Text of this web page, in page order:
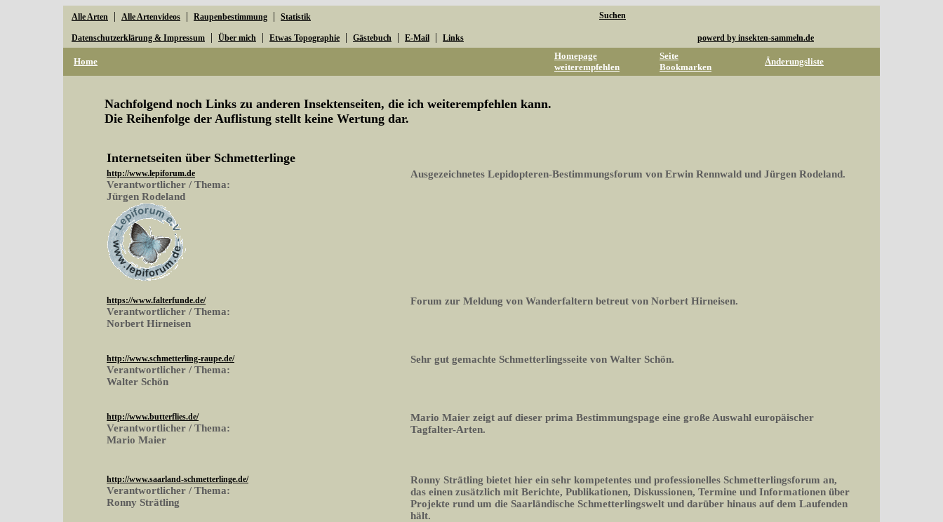
Alle Arten | Alle Artenvideos | Raupenbestimmung | Statistik Suchen
Datenschutzerklärung & Impressum | Über mich | Etwas Topographie | Gästebuch | E-Mail | Links powerd by insekten-sammeln.de
Home
Homepage
weiterempfehlen
Seite
Bookmarken
Änderungsliste
Nachfolgend noch Links zu anderen Insektenseiten, die ich weiterempfehlen kann.
Die Reihenfolge der Auflistung stellt keine Wertung dar.
Internetseiten über Schmetterlinge
http://www.lepiforum.de
Verantwortlicher / Thema:
Jürgen Rodeland
Ausgezeichnetes Lepidopteren-Bestimmungsforum von Erwin Rennwald und Jürgen Rodeland.
https://www.falterfunde.de/
Verantwortlicher / Thema:
Norbert Hirneisen
Forum zur Meldung von Wanderfaltern betreut von Norbert Hirneisen.
http://www.schmetterling-raupe.de/
Verantwortlicher / Thema:
Walter Schön
Sehr gut gemachte Schmetterlingsseite von Walter Schön.
http://www.butterflies.de/
Verantwortlicher / Thema:
Mario Maier
Mario Maier zeigt auf dieser prima Bestimmungspage eine große Auswahl europäischer
Tagfalter-Arten.
http://www.saarland-schmetterlinge.de/
Verantwortlicher / Thema:
Ronny Strätling
Ronny Strätling bietet hier ein sehr kompetentes und professionelles Schmetterlingsforum an,
das einen zusätzlich mit Berichte, Publikationen, Diskussionen, Termine und Informationen über
Projekte rund um die Saarländische Schmetterlingswelt und darüber hinaus auf dem Laufenden
hält.